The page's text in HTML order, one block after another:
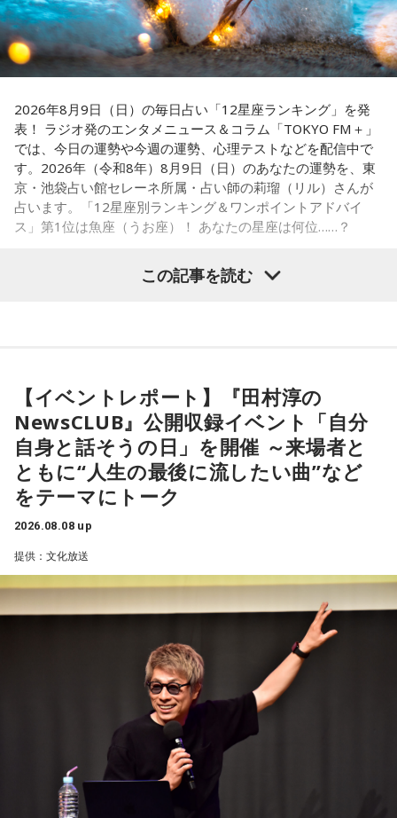
池袋占い館セレーネ所属。電話占いメルにも出演。第六感で
人の想いを捉える羅針盤ヒーラー。霊感タロット、四柱推
命、宿曜占星術でオーダーメイドの鑑定を手掛ける。転職、
結婚、離別など多くの経験から、今どう動くべきか悩む人に
Webサイト：https://selene-uranai.com/
YouTube： https://www.youtube.com/@ataru-uranai
『ニッポン放送ショウアップナイター』では、今後も60周年
のアニバーサリーイヤーにふさわしい球界のレジェンドたち
がスペシャルゲスト解説者として登場する。さらに、リスナ
ーにとって嬉しい夏の味覚や現金が当たるプレゼント企画も
実施する。
■髙津臣吾 コメント
「ショウアップナイター」をお聴きの皆さま、ご無沙汰して
ペナントレース終盤の神宮球場、一つ一つのプレーの重みが
「ニッポン放送ショウアップナイター ヤクルト×DeNA」
■放送日時：8月15日（土） 17時50分～試合終了 （延長対
応あり）
■スペシャルゲスト解説：髙津臣吾
■実況：師岡正雄アナウンサー
■番組X：@showup1242
■ハッシュタグ：#ショウアップナイター #60n
■メールアドレス：89@1242.com
https://www.1242.com/showup
2026年8月9日（日）の毎日占い「12星座ランキング」を発
表！ ラジオ発のエンタメニュース＆コラム「TOKYO FM＋」
では、今日の運勢や今週の運勢、心理テストなどを配信中で
す。2026年（令和8年）8月9日（日）のあなたの運勢を、東
京・池袋占い館セレーネ所属・占い師の莉瑠（リル）さんが
占います。「12星座別ランキング＆ワンポイントアドバイ
ス」第1位は魚座（うお座）！ あなたの星座は何位……？
【2位】蟹座（かに座）
好調な運気で心地よく過ごせる1日となりそうです。直感が冴
えやすい運気なので、選択に迷った際は自分の直感を参考に
してみてください。
【3位】蠍座（さそり座）
学びや成長ができそうな1日です。今日は視野が広がりやすく
学びが深まりそうです。海外のことに目を向けたり、探究心
を大切に過ごしてみましょう。
【4位】山羊座（やぎ座）
対人運が好調です。今日は1対1のコミュニケーションが大切
な日。パートナーや大切な友人と深い話をしたり、普段は話
しづらい話題を取り上げてみたりするには良いタイミングで
【5位】牡牛座（おうし座）
趣味や友達付き合いが活発な運気です。今日は心の充実感を
感じやすい日なので、好きなことをとことん楽しみましょ
う。ラッキーアイテムは、炭酸水。
この記事を読む
【イベントレポート】『田村淳の
NewsCLUB』公開収録イベント「自分
自身と話そうの日」を開催 ～来場者と
ともに“人生の最後に流したい曲”など
をテーマにトーク
2026.08.08 up
提供：文化放送